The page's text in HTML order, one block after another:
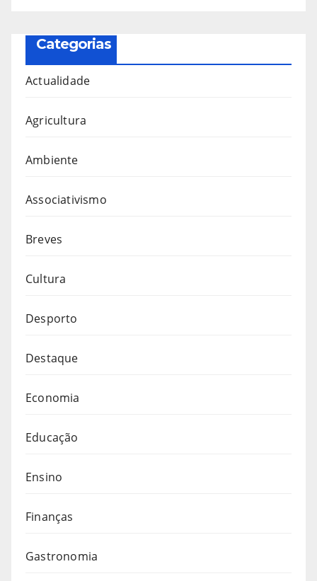
Categorias
Actualidade
Agricultura
Ambiente
Associativismo
Breves
Cultura
Desporto
Destaque
Economia
Educação
Ensino
Finanças
Gastronomia